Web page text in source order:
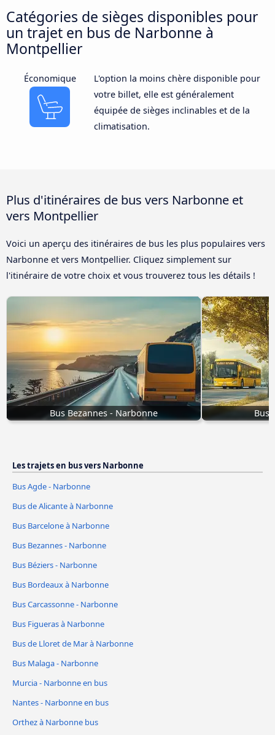
Catégories de sièges disponibles pour
un trajet en bus de Narbonne à
Montpellier
Économique
L'option la moins chère disponible pour
votre billet, elle est généralement
équipée de sièges inclinables et de la
climatisation.
Plus d'itinéraires de bus vers Narbonne et
vers Montpellier
Voici un aperçu des itinéraires de bus les plus populaires vers
Narbonne et vers Montpellier. Cliquez simplement sur
l'itinéraire de votre choix et vous trouverez tous les détails !
Bus Bezannes - Narbonne Bus
Les trajets en bus vers Narbonne
Bus Agde - Narbonne
Bus de Alicante à Narbonne
Bus Barcelone à Narbonne
Bus Bezannes - Narbonne
Bus Béziers - Narbonne
Bus Bordeaux à Narbonne
Bus Carcassonne - Narbonne
Bus Figueras à Narbonne
Bus de Lloret de Mar à Narbonne
Bus Malaga - Narbonne
Murcia - Narbonne en bus
Nantes - Narbonne en bus
Orthez à Narbonne bus